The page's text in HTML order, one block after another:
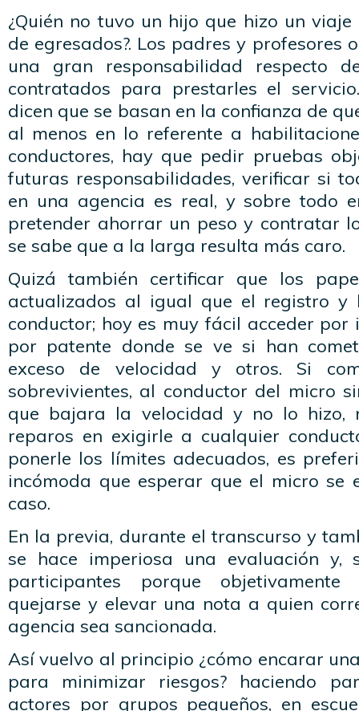
¿Quién no tuvo un hijo que hizo un
de egresados?. Los padres y profesores
una gran responsabilidad respecto
contratados para prestarles el
dicen que se basan en la confianza de
al menos en lo referente a
conductores, hay que pedir pruebas
futuras responsabilidades, verificar si
en una agencia es real, y sobre todo
pretender ahorrar un peso y contratar
se sabe que a la larga resulta más caro.
Quizá también certificar que los
actualizados al igual que el registro y
conductor; hoy es muy fácil acceder
por patente donde se ve si han
exceso de velocidad y otros. Si
sobrevivientes, al conductor del micro
que bajara la velocidad y no lo hizo,
reparos en exigirle a cualquier
ponerle los límites adecuados, es
incómoda que esperar que el micro se
caso.
En la previa, durante el transcurso y
se hace imperiosa una evaluación
participantes porque
quejarse y elevar una nota a quien
agencia sea sancionada.
Así vuelvo al principio ¿cómo encarar
para minimizar riesgos? haciendo
actores por grupos pequeños, en